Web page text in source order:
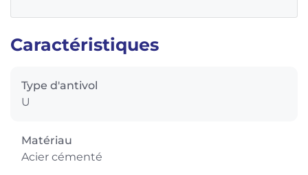
Caractéristiques
Type d'antivol
U
Matériau
Acier cémenté